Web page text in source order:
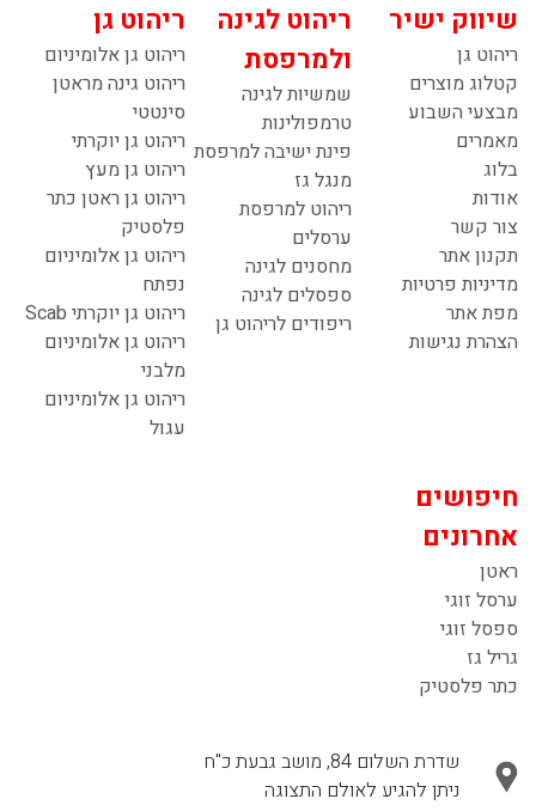
שיווק ישיר
ריהוט גן
קטלוג מוצרים
מבצעי השבוע
מאמרים
בלוג
אודות
צור קשר
תקנון אתר
מדיניות פרטיות
מפת אתר
הצהרת נגישות
ריהוט לגינה
ולמרפסת
שמשיות לגינה
טרמפולינות
פינת ישיבה למרפסת
מנגל גז
ריהוט למרפסת
ערסלים
מחסנים לגינה
ספסלים לגינה
ריפודים לריהוט גן
ריהוט גן
ריהוט גן אלומיניום
ריהוט גינה מראטן
סינטטי
ריהוט גן יוקרתי
ריהוט גן מעץ
ריהוט גן ראטן כתר
פלסטיק
ריהוט גן אלומיניום
נפתח
ריהוט גן יוקרתי Scab
ריהוט גן אלומיניום
מלבני
ריהוט גן אלומיניום
עגול
חיפושים
אחרונים
ראטן
ערסל זוגי
ספסל זוגי
גריל גז
כתר פלסטיק
שדרת השלום 84, מושב גבעת כ"ח
ניתן להגיע לאולם התצוגה